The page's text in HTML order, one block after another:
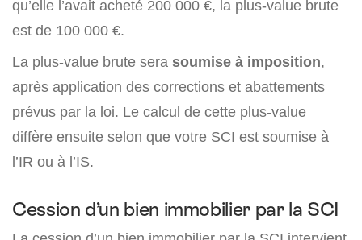
qu’elle l’avait acheté 200 000 €, la plus-value brute
est de 100 000 €.
La plus-value brute sera soumise à imposition,
après application des corrections et abattements
prévus par la loi. Le calcul de cette plus-value
diffère ensuite selon que votre SCI est soumise à
l’IR ou à l’IS.
Cession d’un bien immobilier par la SCI